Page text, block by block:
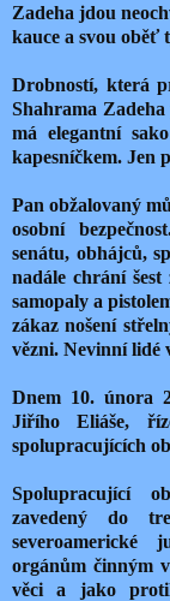
Zadeha jdou
kauce a svou oběť
Drobností, která
Shahrama
má elegantní
kapesníčkem. Jen
Pan obžalovaný
osobní
senátu, obhájců,
nadále chrání šest
samopaly a
zákaz nošení
vězni. Nevinní lidé
Dnem 10. února
Jiřího Eliáše,
spolupracujících
Spolupracující
zavedený do
severoamerické
orgánům činným
věci a jako